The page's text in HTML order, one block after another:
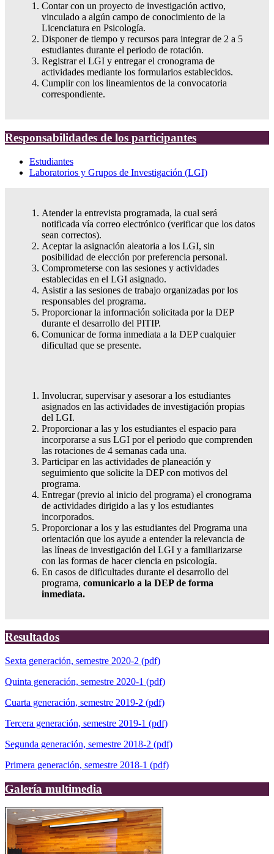
Contar con un proyecto de investigación activo,
vinculado a algún campo de conocimiento de la
Licenciatura en Psicología.
Disponer de tiempo y recursos para integrar de 2 a 5
estudiantes durante el periodo de rotación.
Registrar el LGI y entregar el cronograma de
actividades mediante los formularios establecidos.
Cumplir con los lineamientos de la convocatoria
correspondiente.
Responsabilidades de los participantes
Estudiantes
Laboratorios y Grupos de Investigación (LGI)
Atender la entrevista programada, la cual será
notificada vía correo electrónico (verificar que los datos
sean correctos).
Aceptar la asignación aleatoria a los LGI, sin
posibilidad de elección por preferencia personal.
Comprometerse con las sesiones y actividades
establecidas en el LGI asignado.
Asistir a las sesiones de trabajo organizadas por los
responsables del programa.
Proporcionar la información solicitada por la DEP
durante el desarrollo del PITIP.
Comunicar de forma inmediata a la DEP cualquier
dificultad que se presente.
Involucrar, supervisar y asesorar a los estudiantes
asignados en las actividades de investigación propias
del LGI.
Proporcionar a las y los estudiantes el espacio para
incorporarse a sus LGI por el periodo que comprenden
las rotaciones de 4 semanas cada una.
Participar en las actividades de planeación y
seguimiento que solicite la DEP con motivos del
programa.
Entregar (previo al inicio del programa) el cronograma
de actividades dirigido a las y los estudiantes
incorporados.
Proporcionar a los y las estudiantes del Programa una
orientación que los ayude a entender la relevancia de
las líneas de investigación del LGI y a familiarizarse
con las formas de hacer ciencia en psicología.
En casos de dificultades durante el desarrollo del
programa, comunicarlo a la DEP de forma
inmediata.
Resultados
Sexta generación, semestre 2020-2 (pdf)
Quinta generación, semestre 2020-1 (pdf)
Cuarta generación, semestre 2019-2 (pdf)
Tercera generación, semestre 2019-1 (pdf)
Segunda generación, semestre 2018-2 (pdf)
Primera generación, semestre 2018-1 (pdf)
Galería multimedia